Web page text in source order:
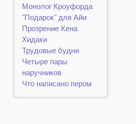
Монолог Кроуфорда
"Подарок" для Айи
Прозрение Кена
Хидаки
Трудовые будни
Четыре пары
наручников
Что написано пером